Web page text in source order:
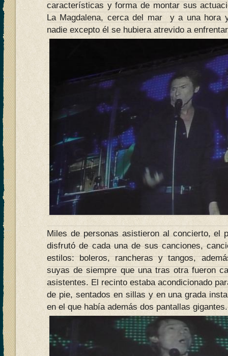
características y forma de montar sus
La Magdalena, cerca del mar y a una hora
nadie excepto él se hubiera atrevido a
Miles de personas asistieron al concierto, el
disfrutó de cada una de sus canciones,
estilos: boleros, rancheras y tangos,
suyas de siempre que una tras otra fueron
asistentes. El recinto estaba acondicionado
de pie, sentados en sillas y en una grada
en el que había además dos pantallas gigantes.